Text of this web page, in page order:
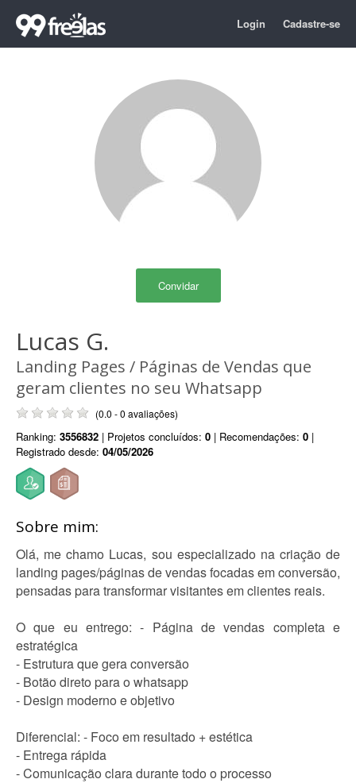
Login Cadastre-se
Convidar
Lucas G.
Landing Pages / Páginas de Vendas que
geram clientes no seu Whatsapp
(0.0 - 0 avaliações)
Ranking: 3556832 | Projetos concluídos: 0 | Recomendações: 0 |
Registrado desde: 04/05/2026
Sobre mim:
Olá, me chamo Lucas, sou especializado na criação de
landing pages/páginas de vendas focadas em conversão,
pensadas para transformar visitantes em clientes reais.
O que eu entrego: - Página de vendas completa e
estratégica
- Estrutura que gera conversão
- Botão direto para o whatsapp
- Design moderno e objetivo
Diferencial: - Foco em resultado + estética
- Entrega rápida
- Comunicação clara durante todo o processo